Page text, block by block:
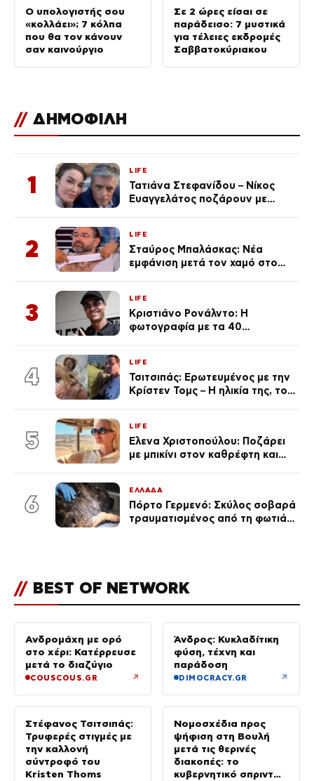
Ο υπολογιστής σου
«κολλάει»; 7 κόλπα
που θα τον κάνουν
σαν καινούργιο
Σε 2 ώρες είσαι σε
παράδεισο: 7 μυστικά
για τέλειες εκδρομές
Σαββατοκύριακου
// ΔΗΜΟΦΙΛΗ
1
LIFE
Τατιάνα Στεφανίδου – Νίκος
Ευαγγελάτος ποζάρουν με
2
LIFE
Σταύρος Μπαλάσκας: Νέα
εμφάνιση μετά τον χαμό στο
3
LIFE
Κριστιάνο Ρονάλντο: Η
φωτογραφία με τα 40
εκ. likes
4
LIFE
Τσιτσιπάς: Ερωτευμένος με την
Κρίστεν Τομς – Η ηλικία της, το
5
LIFE
Έλενα Χριστοπούλου: Ποζάρει
με μπικίνι στον καθρέφτη και
καθεμία…» (Βίντεο)
6
ΕΛΛΑΔΑ
Πόρτο Γερμενό: Σκύλος σοβαρά
τραυματισμένος από τη φωτιά
// BEST OF NETWORK
Ανδρομάχη με ορό
στο χέρι: Κατέρρευσε
μετά το διαζύγιο
COUSCOUS.GR ↗
Άνδρος: Κυκλαδίτικη
φύση, τέχνη και
παράδοση
DIMOCRACY.GR ↗
Στέφανος Τσιτσιπάς:
Τρυφερές στιγμές με
την καλλονή
σύντροφό του
Kristen Thoms
Νομοσχέδια προς
ψήφιση στη Βουλή
μετά τις θερινές
διακοπές: το
κυβερνητικό σπριντ